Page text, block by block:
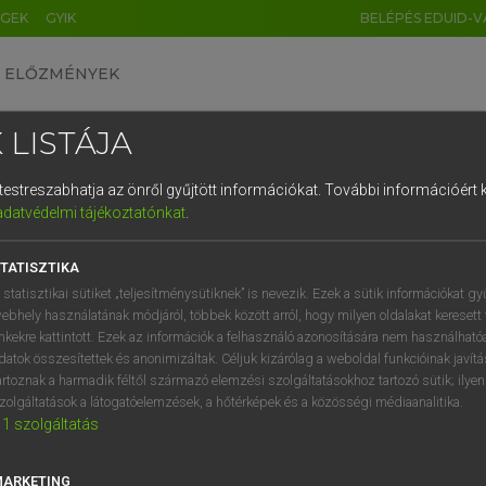
GYIK BELÉPÉS EDUID-
ELŐZMÉNYEK
szótár
VAN ELŐFIZETÉSED?
megtekintéséhez.
LISTÁJA
az önről gyűjtött információkat. További információért
tájékoztatónkat.
statisztikai sütiket „teljesítménysütiknek” is nevezik. Ezek a sütik információkat
használatának módjáról, többek között arról, hogy milyen oldalakat keresett
kattintott. Ezek az információk a felhasználó azonosítására nem
összesítettek és anonimizáltak. Céljuk kizárólag a weboldal funkcióinak
a harmadik féltől származó elemzési szolgáltatásokhoz tartozó sütik;
a látogatóelemzések, a hőtérképek és a közösségi médiaanalitika.
1 szolgáltatás
DE CN FR ES IT NL
1 2 3 4 5 6 7 8 9
q w e r t z u i
a s d f g h j k l é
í y x c v b n m , .